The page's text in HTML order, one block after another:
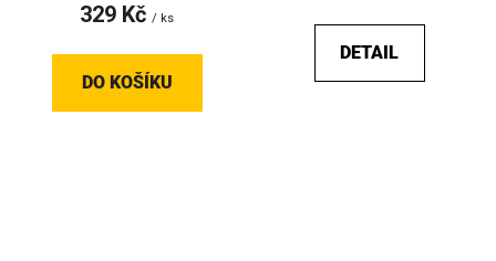
329 Kč / ks
DO KOŠÍKU
DETAIL